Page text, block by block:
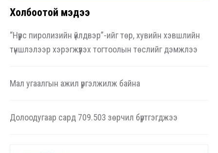
Холбоотой мэдээ
“Нүүрс пиролизийн үйлдвэр”-ийг төр, хувийн хэвшлийн
түншлэлээр хэрэгжүүлэх тогтоолын төслийг дэмжлээ
Мал угаалгын ажил үргэлжилж байна
Долоодугаар сард 709.503 зөрчил бүртгэгджээ